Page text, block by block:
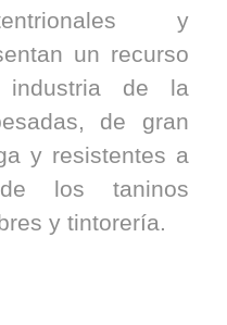
y
un recurso
industria de la
de gran
y resistentes a
los taninos
y tintorería.